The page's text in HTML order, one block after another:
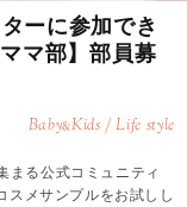
ーに参加でき
マ部】部員募
Baby&Kids / Life style
まる公式コミュニティ
スメサンプルをお試しし